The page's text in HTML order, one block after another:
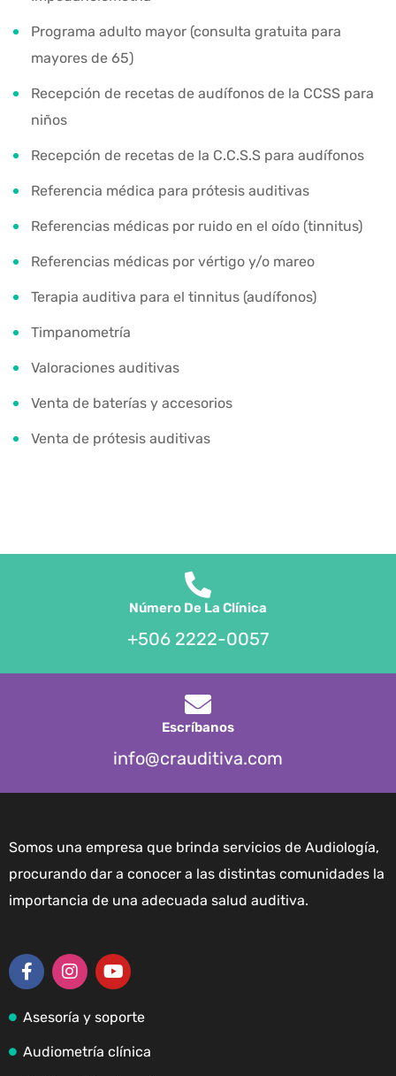
Programa adulto mayor (consulta gratuita para
mayores de 65)
Recepción de recetas de audífonos de la CCSS para
niños
Recepción de recetas de la C.C.S.S para audífonos
Referencia médica para prótesis auditivas
Referencias médicas por ruido en el oído (tinnitus)
Referencias médicas por vértigo y/o mareo
Terapia auditiva para el tinnitus (audífonos)
Timpanometría
Valoraciones auditivas
Venta de baterías y accesorios
Venta de prótesis auditivas
Número De La Clínica
+506 2222-0057
Escríbanos
info@crauditiva.com
Somos una empresa que brinda servicios de Audiología,
procurando dar a conocer a las distintas comunidades la
importancia de una adecuada salud auditiva.
Asesoría y soporte
Audiometría clínica